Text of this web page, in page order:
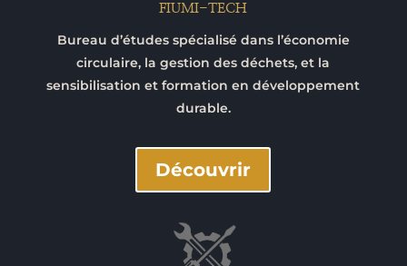
FIUMI-TECH
Bureau d’études spécialisé dans l’économie
circulaire, la gestion des déchets, et la
sensibilisation et formation en développement
durable.
Découvrir